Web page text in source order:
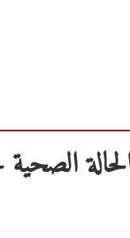
الصحية